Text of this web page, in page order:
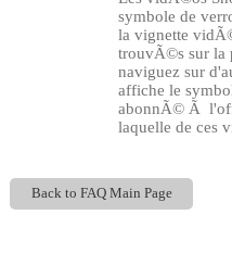
symbole de
la vignette
trouvÃ©s sur la
naviguez sur
affiche le
abonnÃ© Ã
laquelle de ces
Back to FAQ Main Page